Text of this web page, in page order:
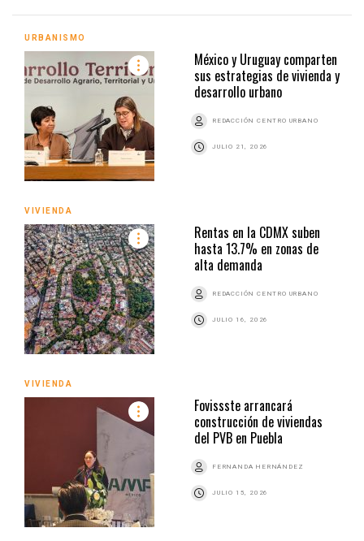
URBANISMO
México y Uruguay comparten
sus estrategias de vivienda y
desarrollo urbano
REDACCIÓN CENTRO URBANO
JULIO 21, 2026
VIVIENDA
Rentas en la CDMX suben
hasta 13.7% en zonas de
alta demanda
REDACCIÓN CENTRO URBANO
JULIO 16, 2026
VIVIENDA
Fovissste arrancará
construcción de viviendas
del PVB en Puebla
FERNANDA HERNÁNDEZ
JULIO 15, 2026